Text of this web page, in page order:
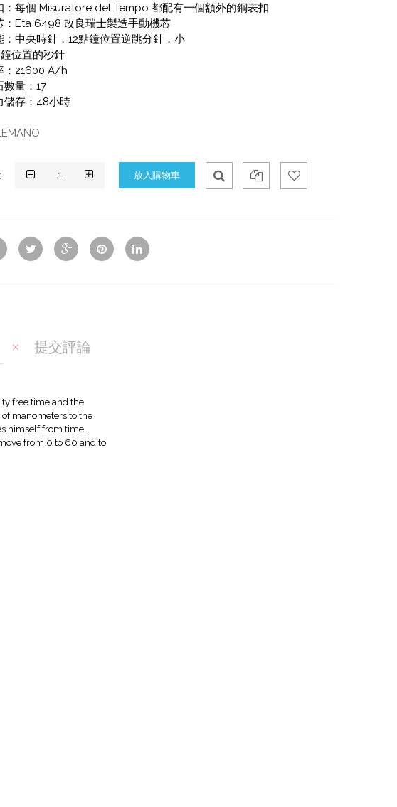
：每個 Misuratore del Tempo 都配有一個額外的鋼表扣
：Eta 6498 改良瑞士製造手動機芯
：中央時針，12點鐘位置逆跳分針，小
位置的秒針
：21600 A/h
數量：17
儲存：48小時
提交評論
free time and the
manometers to the
himself from time.
from 0 to 60 and to